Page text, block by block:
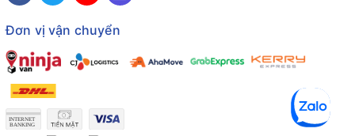
Đơn vị vận chuyển